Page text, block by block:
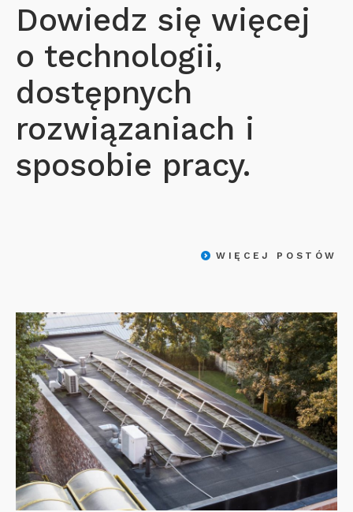
Dowiedz się więcej
o technologii,
dostępnych
rozwiązaniach i
sposobie pracy.
WIĘCEJ POSTÓW